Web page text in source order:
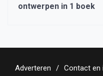
ontwerpen in 1 boek
Adverteren Contact en